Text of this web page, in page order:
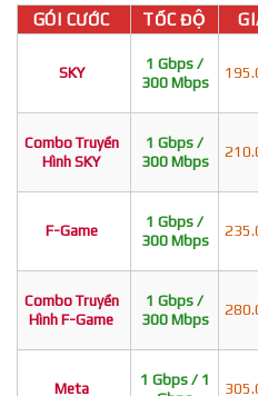
GÓI CƯỚC TỐC ĐỘ
SKY
1 Gbps /
300 Mbps
Combo Truyền
Hình SKY
1 Gbps /
300 Mbps
F-Game
1 Gbps /
300 Mbps
Combo Truyền
Hình F-Game
1 Gbps /
300 Mbps
Meta
1 Gbps / 1